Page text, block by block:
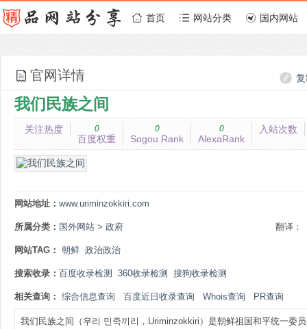
首页 网站分类 国内网站
官网详情
我们民族之间
关注热度 0
百度权重
0
Sogou Rank
0
AlexaRank
入站次数
网站地址： www.uriminzokkiri.com
所属分类： 国外网站 > 政府 翻译：
网站TAG： 朝鲜 政治政治
搜索收录： 百度收录检测 360收录检测 搜狗收录检测
相关查询： 综合信息查询 百度近日收录查询 Whois查询 PR查询
我们民族之间（우리 민족끼리，Uriminzokkiri）是朝鲜祖国和平统一委